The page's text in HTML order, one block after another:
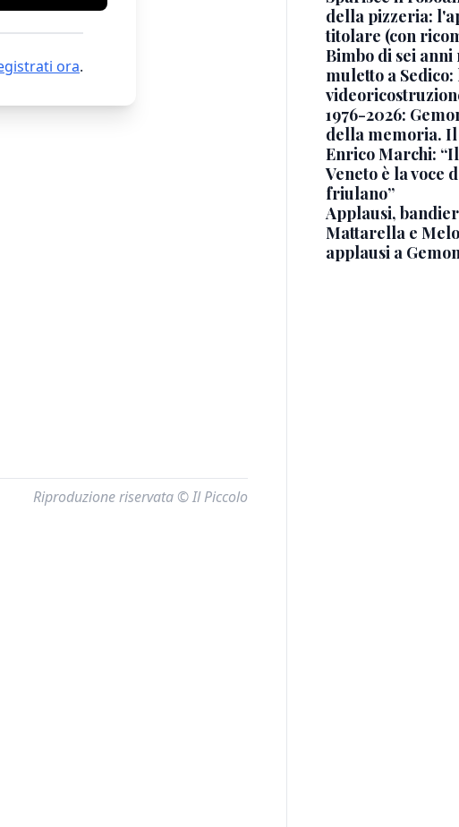
ora.
Riproduzione riservata © Il Piccolo
della pizzeria:
titolare (con
Bimbo di sei
muletto a Sedico:
1976-2026:
della memoria.
Enrico Marchi:
Veneto è la voce
friulano”
Applausi,
Mattarella e
applausi a